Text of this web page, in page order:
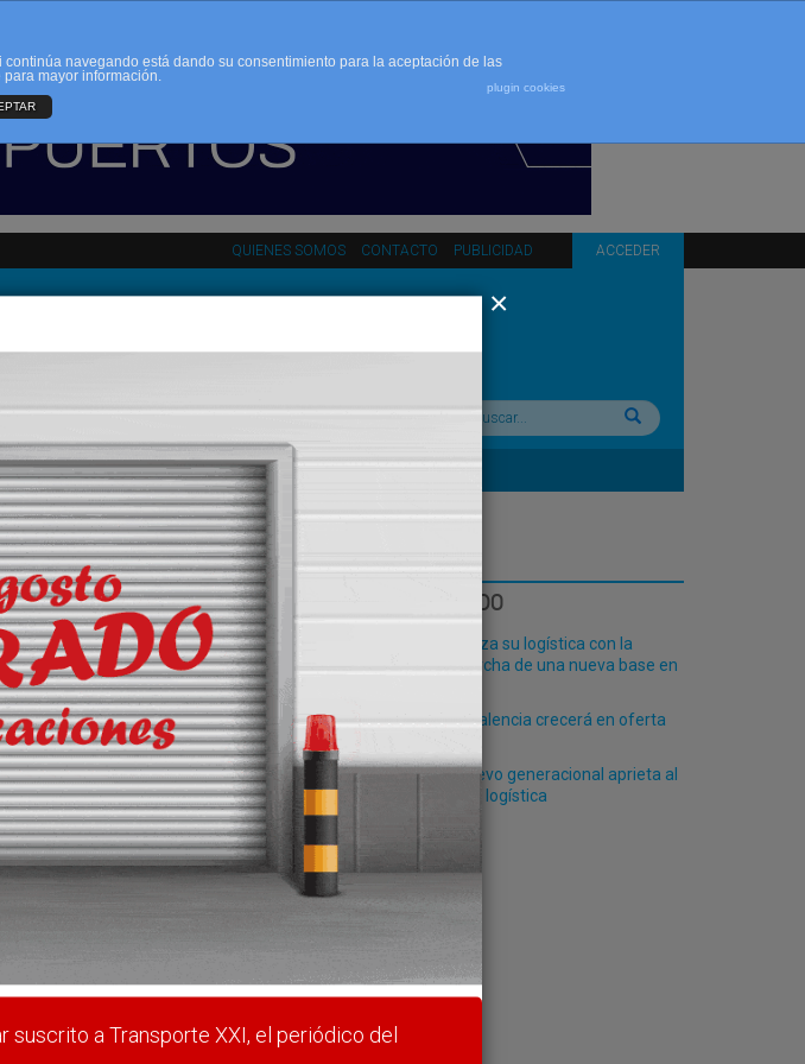
QUIENES SOMOS CONTACTO PUBLICIDAD ACCEDER
Buscar:
ESPAÑA INTERNACIONAL
en Tarragona
el muelle de Cantabria a su terminal
XXI, el periódico del transporte y
(elija un nombre)*
LO MÁS LEÍDO
Fribasa refuerza su logística con la
puesta en marcha de una nueva base en
El Puerto de Valencia crecerá en oferta
La falta de relevo generacional aprieta al
transporte y la logística
navegando está dando su consentimiento para la aceptación de las
para mayor información.
plugin cookies
suscrito a Transporte XXI, el periódico del